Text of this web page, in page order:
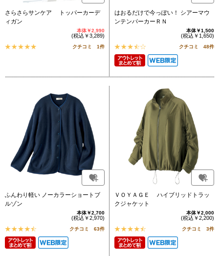
さらさらサンケア トッパーカーデ
ィガン
本体￥2,990
(税込￥3,289)
クチコミ 1件
はおるだけで今っぽい！ シアーマウ
ンテンパーカーＲＮ
本体￥1,500
(税込￥1,650)
クチコミ 48件
ふんわり軽い ノーカラーショートブ
ルゾン
本体￥2,700
(税込￥2,970)
クチコミ 63件
ＶＯＹＡＧＥ ハイブリッドトラッ
クジャケット
本体￥2,000
(税込￥2,200)
クチコミ 3件